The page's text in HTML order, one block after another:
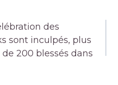
des
sont inculpés, plus
200 blessés dans